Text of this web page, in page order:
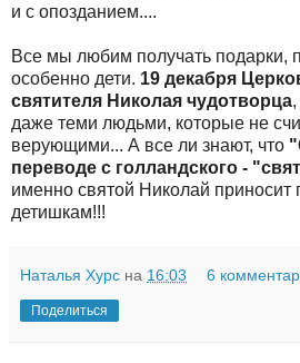
и с опозданием....
Все мы любим получать подарки,
особенно дети. 19 декабря
святителя Николая чудотворца
даже теми людьми, которые не
верующими... А все ли знают, что
переводе с голландского -
именно святой Николай приносит
детишкам!!!
Наталья Хурс на 16:03 6
Поделиться